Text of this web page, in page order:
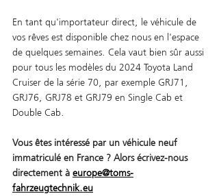
En tant qu'importateur direct, le véhicule de
vos rêves est disponible chez nous en l'espace
de quelques semaines. Cela vaut bien sûr aussi
pour tous les modèles du 2024 Toyota Land
Cruiser de la série 70, par exemple GRJ71,
GRJ76, GRJ78 et GRJ79 en Single Cab et
Double Cab.
Vous êtes intéressé par un véhicule neuf
immatriculé en France ? Alors écrivez-nous
directement à europe@toms-
fahrzeugtechnik.eu